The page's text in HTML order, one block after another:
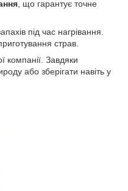
, що гарантує точне
під час нагрівання.
страв.
компанії. Завдяки
або зберігати навіть у